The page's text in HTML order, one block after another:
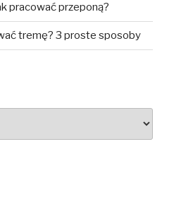
pracować przeponą?
tremę? 3 proste sposoby